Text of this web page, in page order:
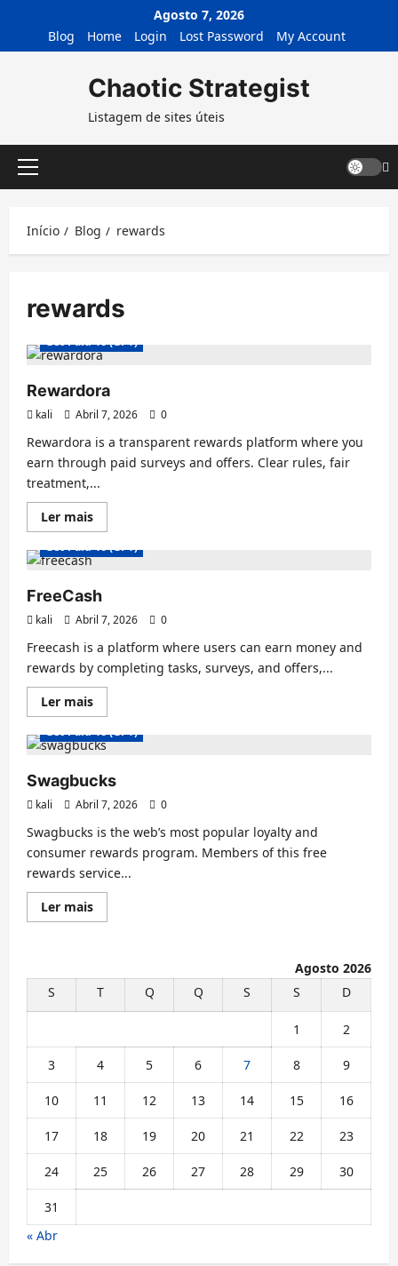
o
Agosto 7, 2026
Blog
Home Login Lost Password My Account
Chaotic Strategist
Listagem de sites úteis
Menu
Início Blog rewards
rewards
Get-Paid-To (GPT)
Rewardora
kali Abril 7, 2026 0
Rewardora is a transparent rewards platform where you
earn through paid surveys and offers. Clear rules, fair
treatment,...
Ler maisLeia
mais
Rewardora
Get-Paid-To (GPT)
FreeCash
kali Abril 7, 2026 0
Freecash is a platform where users can earn money and
rewards by completing tasks, surveys, and offers,...
Ler maisLeia
mais
FreeCash
Get-Paid-To (GPT)
Swagbucks
kali Abril 7, 2026 0
Swagbucks is the web’s most popular loyalty and
consumer rewards program. Members of this free
rewards service...
Ler maisLeia
mais
Agosto 2026
S
T Q Q S S D
1 2
3 4 5 6 7 8 9
10 11 12 13 14 15 16
17 18 19 20 21 22 23
24 25 26 27 28 29 30
31
« Abr